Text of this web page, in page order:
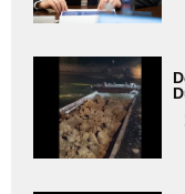
Adaugă
aici textul
pentru
subtitlu